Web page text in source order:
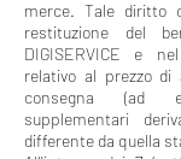
merce. Tale diritto
restituzione del
DIGISERVICE e
relativo al prezzo
consegna (ad
supplementari
differente da quella